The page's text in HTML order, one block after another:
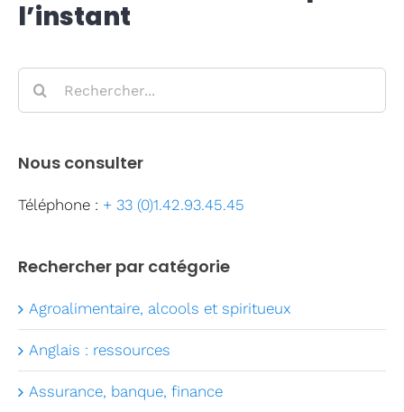
l’instant
Nous consulter
Téléphone : + 33 (0)1.42.93.45.45
Rechercher par catégorie
Agroalimentaire, alcools et spiritueux
Anglais : ressources
Assurance, banque, finance